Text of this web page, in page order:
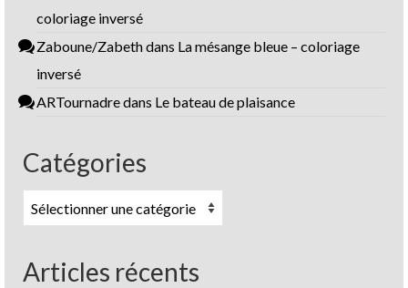
coloriage inversé
Zaboune/Zabethdans La mésange bleue – coloriage
inversé
ARTournadredans Le bateau de plaisance
Catégories
Catégories
Articles récents